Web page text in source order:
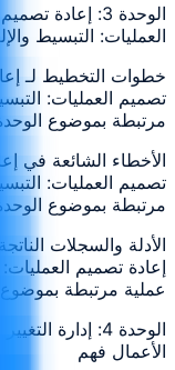
الوحدة 3:
العمليات: التبسيط
خطوات التخطيط لـ
تصميم العمليات:
مرتبطة بموضوع
الأخطاء الشائعة في
تصميم العمليات:
مرتبطة بموضوع الوحدة
الأدلة والسجلات
إعادة تصميم
عملية مرتبطة بموضوع
الوحدة 4:
الأعمال فهم